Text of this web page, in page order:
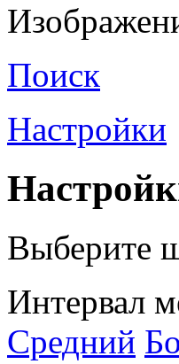
Поиск
Настройки
Выберите
Интервал
Средний